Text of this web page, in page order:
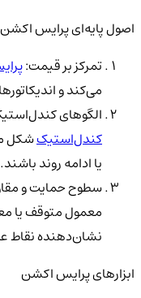
اصول پایه‌ای پرایس اکشن
تمرکز بر قیمت:
می‌کند و
الگوهای
کندل‌استیکشکل
یا ادامه روند باشند.
سطوح حمایت و
معمول متوقف یا
نشان‌دهنده نقاط
ابزارهای پرایس اکشن